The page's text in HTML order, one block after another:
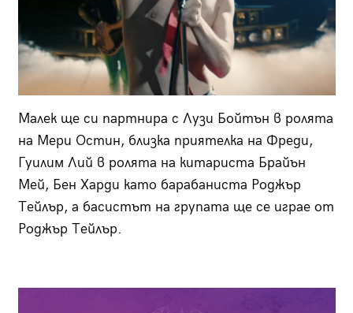
Малек ще си партнира с Лузи Бойтън в ролята
на Мери Остин, близка приятелка на Фреди,
Гуилим Лий в ролята на китариста Брайън
Мей, Бен Харди като барабаниста Роджър
Тейлър, а басистът на групата ще се играе от
Роджър Тейлър.